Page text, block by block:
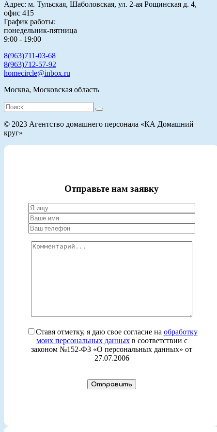
Адрес: м. Тульская, Шаболовская, ул. 2-ая Рощинская д. 4,
офис 415
График работы:
понедельник-пятница
9:00 - 19:00
8(963)711-03-68
8(963)712-57-92
homecircle@inbox.ru
Москва, Московская область
Search
for:
© 2023 Агентство домашнего персонала «КА Домашний
круг»
Отправьте нам заявку
Ставя отметку, я даю свое согласие на обработку
моих персональных данныхв соответствии с
законом №152-ФЗ «О персональных данных» от
27.07.2006